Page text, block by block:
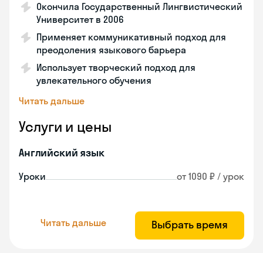
Окончила Государственный Лингвистический
Университет в 2006
Применяет коммуникативный подход для
преодоления языкового барьера
Использует творческий подход для
увлекательного обучения
Читать дальше
Услуги и цены
Английский язык
Уроки от 1090 ₽ / урок
Читать дальше Выбрать время